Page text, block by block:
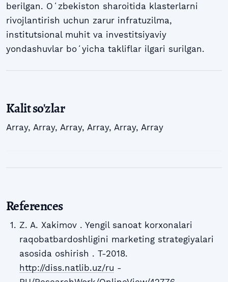
berilgan. Oʻzbekiston sharoitida klasterlarni
rivojlantirish uchun zarur infratuzilma,
institutsional muhit va investitsiyaviy
yondashuvlar boʻyicha takliflar ilgari surilgan.
Kalit so'zlar
Array, Array, Array, Array, Array, Array
References
Z. A. Xakimov . Yengil sanoat korxonalari
raqobatbardoshligini marketing strategiyalari
asosida oshirish . T-2018.
http://diss.natlib.uz/ru -